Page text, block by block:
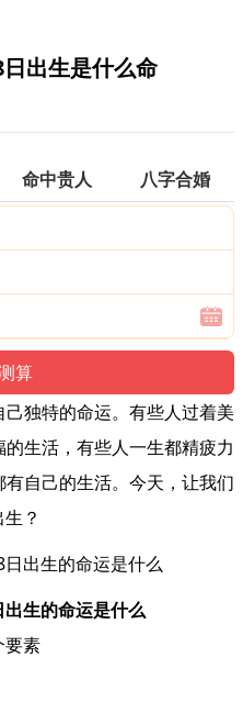
出生是什么命
命中贵人 八字合婚
独特的命运。有些人过着美
生活，有些人一生都精疲力
自己的生活。今天，让我们
？
生的命运是什么
要素